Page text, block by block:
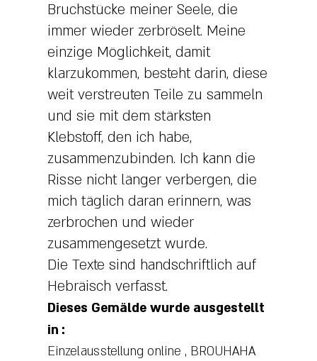
Bruchstücke meiner Seele, die
immer wieder zerbröselt. Meine
einzige Möglichkeit, damit
klarzukommen, besteht darin, diese
weit verstreuten Teile zu sammeln
und sie mit dem stärksten
Klebstoff, den ich habe,
zusammenzubinden. Ich kann die
Risse nicht länger verbergen, die
mich täglich daran erinnern, was
zerbrochen und wieder
zusammengesetzt wurde.
Die Texte sind handschriftlich auf
Hebräisch verfasst.
Dieses Gemälde wurde ausgestellt
in :
Einzelausstellung online , BROUHAHA